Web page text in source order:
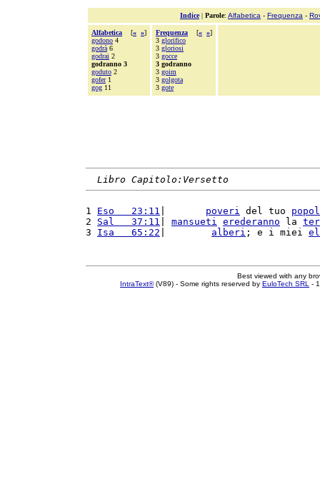
Indice| Parole: Alfabetica - Frequenza -
Alfabetica [« »]
godono 4
godrà 6
godrai 2
godranno 3
goduto 2
gofer1
gog 11
Frequenza [« »]
3 glorifico
3 gloriosi
3 gocce
3 godranno
3 goim
3 golgota
3 gote
Libro Capitolo:Versetto
1 Eso   23:11 poveri del tuo
2 Sal   37:11 mansueti erederanno la
3 Isa   65:22 alberi ; e i miei
Best viewed with any
IntraText®(V89) - Some rights reserved by EuloTech SRL -